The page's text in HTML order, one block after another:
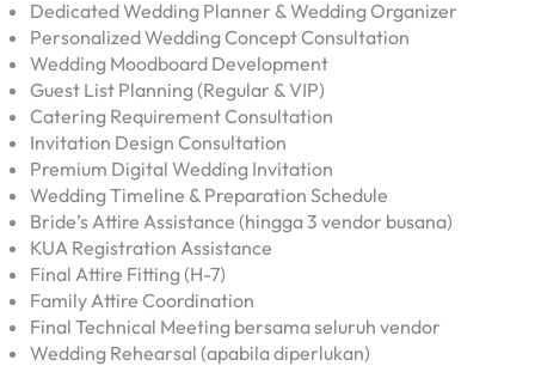
Dedicated Wedding Planner & Wedding Organizer
Personalized Wedding Concept Consultation
Wedding Moodboard Development
Guest List Planning (Regular & VIP)
Catering Requirement Consultation
Invitation Design Consultation
Premium Digital Wedding Invitation
Wedding Timeline & Preparation Schedule
Bride’s Attire Assistance (hingga 3 vendor busana)
KUA Registration Assistance
Final Attire Fitting (H-7)
Family Attire Coordination
Final Technical Meeting bersama seluruh vendor
Wedding Rehearsal (apabila diperlukan)